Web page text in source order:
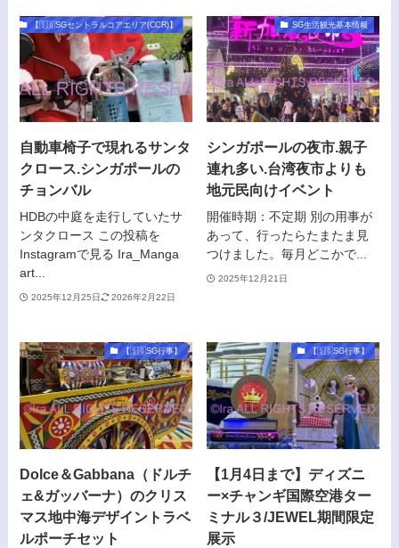
【🇸🇬SGセントラルコアエリア(CCR)】
自動車椅子で現れるサンタ
クロース.シンガポールの
チョンバル
HDBの中庭を走行していたサ
ンタクロース この投稿を
Instagramで見る Ira_Manga
art...
2025年12月25日 2026年2月22日
SG生活観光基本情報
シンガポールの夜市.親子
連れ多い.台湾夜市よりも
地元民向けイベント
開催時期：不定期 別の用事が
あって、行ったらたまたま見
つけました。毎月どこかで...
2025年12月21日
【🇸🇬SG行事】
Dolce＆Gabbana（ドルチ
ェ&ガッバーナ）のクリス
マス地中海デザイントラベ
ルポーチセット
【🇸🇬SG行事】
【1月4日まで】ディズニ
ー×チャンギ国際空港ター
ミナル３/JEWEL期間限定
展示